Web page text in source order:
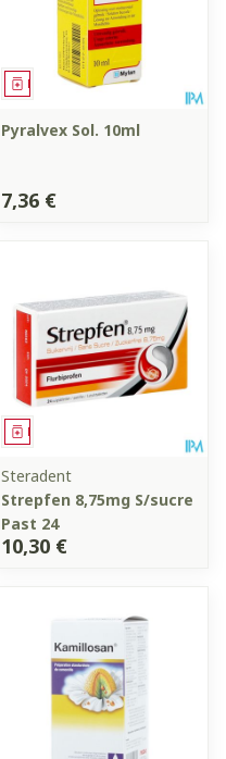
Médicament
Pyralvex Sol. 10ml
7,36 €
Médicament
Steradent
Strepfen 8,75mg S/sucre
Past 24
10,30 €